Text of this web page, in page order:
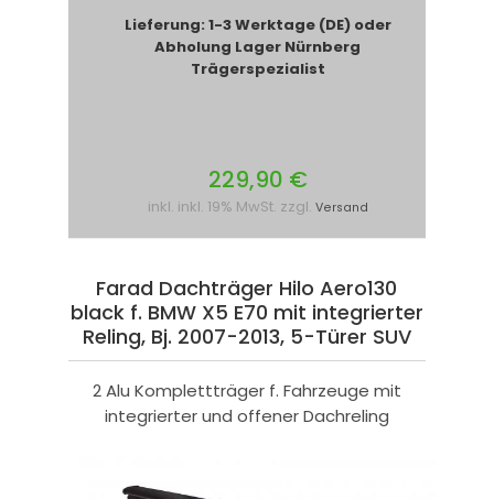
Lieferung: 1-3 Werktage (DE) oder
Abholung Lager Nürnberg
Trägerspezialist
229,90 €
inkl. inkl. 19% MwSt. zzgl. Versand
Farad Dachträger Hilo Aero130
black f. BMW X5 E70 mit integrierter
Reling, Bj. 2007-2013, 5-Türer SUV
2 Alu Komplettträger f. Fahrzeuge mit
integrierter und offener Dachreling